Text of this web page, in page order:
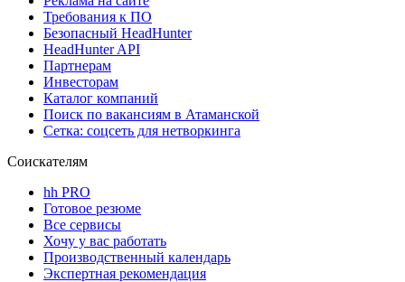
Требования к ПО
Безопасный HeadHunter
HeadHunter API
Партнерам
Инвесторам
Каталог компаний
Поиск по вакансиям в Атаманской
Сетка: соцсеть для нетворкинга
Соискателям
hh PRO
Готовое резюме
Все сервисы
Хочу у вас работать
Производственный календарь
Экспертная рекомендация